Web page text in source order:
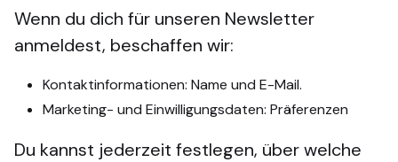
Wenn du dich für unseren Newsletter
anmeldest, beschaffen wir:
Kontaktinformationen: Name und E-Mail.
Marketing- und Einwilligungsdaten: Präferenzen
Du kannst jederzeit festlegen, über welche